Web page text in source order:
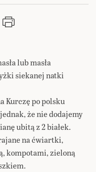
lub masła
siekanej natki
po polsku
że nie dodajemy
ubitą z 2 białek.
na ćwiartki,
kompotami, zieloną